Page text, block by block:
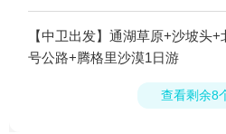
【中卫出发】通湖草原+沙坡头+
号公路+腾格里沙漠1日游
查看剩余8